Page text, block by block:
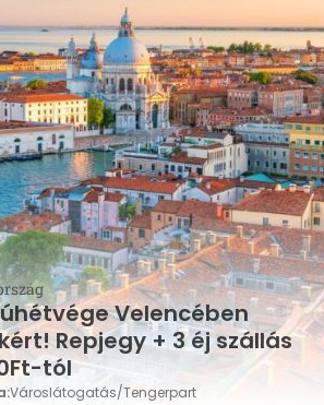
Velencében
Repjegy + 3 éj szállás
tól
Városlátogatás/Tengerpart